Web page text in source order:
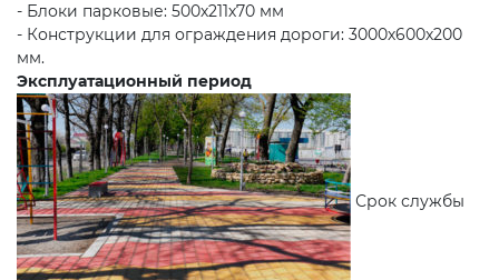
- Блоки парковые: 500х211х70 мм
- Конструкции для ограждения дороги: 3000х600х200
мм.
Эксплуатационный период
Срок службы